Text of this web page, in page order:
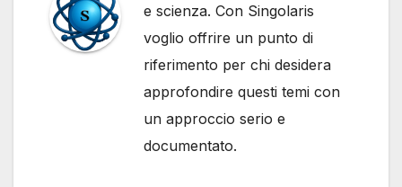
e scienza. Con Singolaris
voglio offrire un punto di
riferimento per chi desidera
approfondire questi temi con
un approccio serio e
documentato.